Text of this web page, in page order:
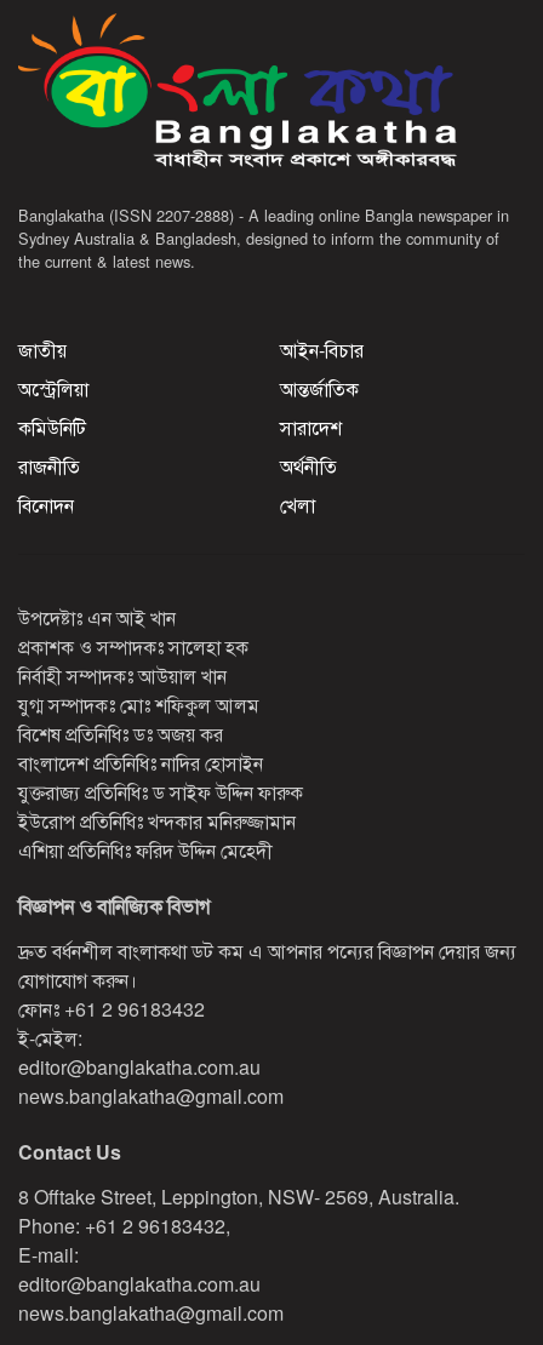
Banglakatha (ISSN 2207-2888) - A leading online Bangla newspaper in
Sydney Australia & Bangladesh, designed to inform the community of
the current & latest news.
জাতীয়
আইন-বিচার
অস্ট্রেলিয়া
আন্তর্জাতিক
কমিউনিটি
সারাদেশ
রাজনীতি
অর্থনীতি
বিনোদন
খেলা
উপদেষ্টাঃ এন আই খান
প্রকাশক ও সম্পাদকঃ সালেহা হক
নির্বাহী সম্পাদকঃ আউয়াল খান
যুগ্ম সম্পাদকঃ মোঃ শফিকুল আলম
বিশেষ প্রতিনিধিঃ ডঃ অজয় কর
বাংলাদেশ প্রতিনিধিঃ নাদির হোসাইন
যুক্তরাজ্য প্রতিনিধিঃ ড সাইফ উদ্দিন ফারুক
ইউরোপ প্রতিনিধিঃ খন্দকার মনিরুজ্জামান
এশিয়া প্রতিনিধিঃ ফরিদ উদ্দিন মেহেদী
বিজ্ঞাপন ও বানিজ্যিক বিভাগ
দ্রুত বর্ধনশীল বাংলাকথা ডট কম এ আপনার পন্যের বিজ্ঞাপন দেয়ার জন্য
যোগাযোগ করুন।
ফোনঃ +61 2 96183432
ই-মেইল:
editor@banglakatha.com.au
news.banglakatha@gmail.com
Contact Us
8 Offtake Street, Leppington, NSW- 2569, Australia.
Phone: +61 2 96183432,
E-mail:
editor@banglakatha.com.au
news.banglakatha@gmail.com